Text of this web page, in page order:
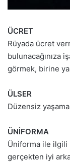
ÜCRET
Rüyada ücret
bulunacağınıza
görmek, birine
ÜLSER
Düzensiz
ÜNİFORMA
Üniforma ile ilgili
gerçekten iyi